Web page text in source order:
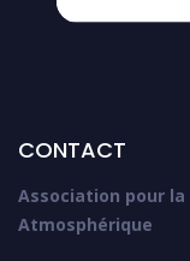
CONTACT
Association pour
Atmosphérique